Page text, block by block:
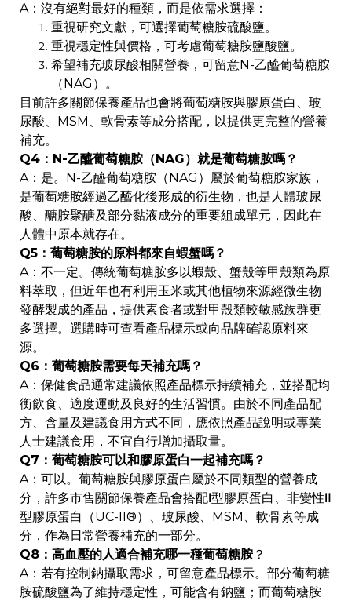
A：沒有絕對最好的種類，而是依需求選擇：
重視研究文獻，可選擇葡萄糖胺硫酸鹽。
重視穩定性與價格，可考慮葡萄糖胺鹽酸鹽。
希望補充玻尿酸相關營養，可留意N-乙醯葡萄糖胺
（NAG）。
目前許多關節保養產品也會將葡萄糖胺與膠原蛋白、玻
尿酸、MSM、軟骨素等成分搭配，以提供更完整的營養
補充。
Q4：N-乙醯葡萄糖胺（NAG）就是葡萄糖胺嗎？
A：是。N-乙醯葡萄糖胺（NAG）屬於葡萄糖胺家族，
是葡萄糖胺經過乙醯化後形成的衍生物，也是人體玻尿
酸、醣胺聚醣及部分黏液成分的重要組成單元，因此在
人體中原本就存在。
Q5：葡萄糖胺的原料都來自蝦蟹嗎？
A：不一定。傳統葡萄糖胺多以蝦殼、蟹殼等甲殼類為原
料萃取，但近年也有利用玉米或其他植物來源經微生物
發酵製成的產品，提供素食者或對甲殼類較敏感族群更
多選擇。選購時可查看產品標示或向品牌確認原料來
源。
Q6：葡萄糖胺需要每天補充嗎？
A：保健食品通常建議依照產品標示持續補充，並搭配均
衡飲食、適度運動及良好的生活習慣。由於不同產品配
方、含量及建議食用方式不同，應依照產品說明或專業
人士建議食用，不宜自行增加攝取量。
Q7：葡萄糖胺可以和膠原蛋白一起補充嗎？
A：可以。葡萄糖胺與膠原蛋白屬於不同類型的營養成
分，許多市售關節保養產品會搭配Ⅰ型膠原蛋白、非變性Ⅱ
型膠原蛋白（UC-II®）、玻尿酸、MSM、軟骨素等成
分，作為日常營養補充的一部分。
Q8：高血壓的人適合補充哪一種葡萄糖胺 ？
A：若有控制鈉攝取需求，可留意產品標示。部分葡萄糖
胺硫酸鹽為了維持穩定性，可能含有鈉鹽；而葡萄糖胺